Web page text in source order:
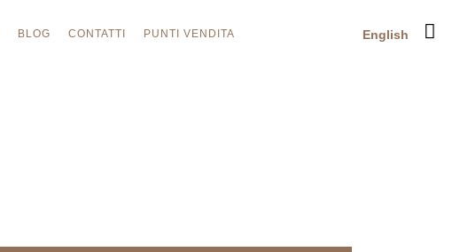
BLOG CONTATTI PUNTI VENDITA English